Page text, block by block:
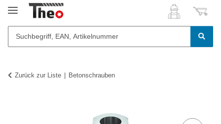
Zurück zur Liste Betonschrauben